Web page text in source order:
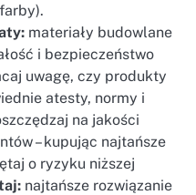
materiały budowlane
i bezpieczeństwo
uwagę, czy produkty
atesty, normy i
na jakości
– kupując najtańsze
o ryzyku niższej
najtańsze rozwiązanie